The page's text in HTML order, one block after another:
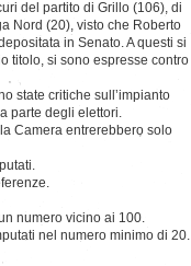
del partito di Grillo (106), di
Nord (20), visto che Roberto
in Senato. A questi si
titolo, si sono espresse contro
state critiche sull’impianto
parte degli elettori.
Camera entrerebbero solo
numero vicino ai 100.
nel numero minimo di 20.